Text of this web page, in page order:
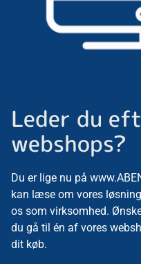
Leder du
webshops?
Du er lige nu på
kan læse om vores
os som virksomhed.
du gå til én af vores
dit køb.